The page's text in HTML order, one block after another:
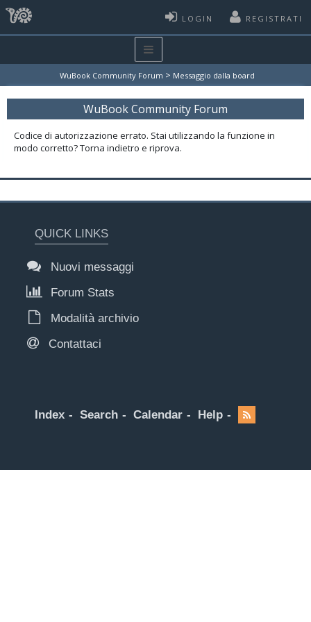
LOGIN REGISTRATI
WuBook Community Forum > Messaggio dalla board
WuBook Community Forum
Codice di autorizzazione errato. Stai utilizzando la funzione in
modo corretto? Torna indietro e riprova.
QUICK LINKS
Nuovi messaggi
Forum Stats
Modalità archivio
Contattaci
Index Search Calendar Help